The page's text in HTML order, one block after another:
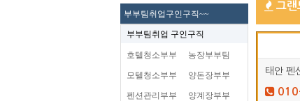
부부팀취업구인구직~~
부부팀취업 구인구직
호텔청소부부 농장부부팀
모텔청소부부 양돈장부부
펜션관리부부 양계장부부
그랜
태안 펜